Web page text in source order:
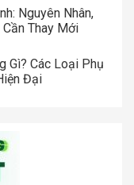
Nguyên Nhân,
Thay Mới
Gì? Các Loại Phụ
Đại